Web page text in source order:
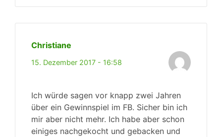
Christiane
15. Dezember 2017 - 16:58
Ich würde sagen vor knapp zwei Jahren
über ein Gewinnspiel im FB. Sicher bin ich
mir aber nicht mehr. Ich habe aber schon
einiges nachgekocht und gebacken und